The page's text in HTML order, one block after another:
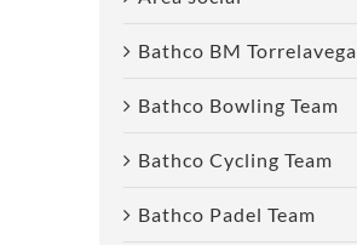
Bathco BM Torrelavega
Bathco Bowling Team
Bathco Cycling Team
Bathco Padel Team